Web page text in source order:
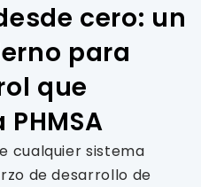
cero: un
para
que
cualquier sistema
de desarrollo de